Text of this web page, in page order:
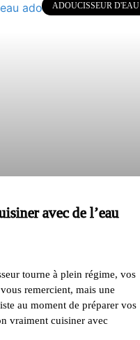
ADOUCISSEUR D'EAU
avec de l’eau
tourne à plein régime, vos
remercient, mais une
au moment de préparer vos
vraiment cuisiner avec